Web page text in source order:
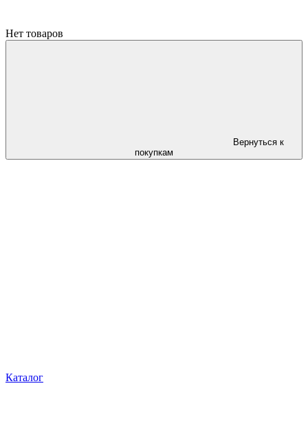
Нет товаров
Вернуться к
покупкам
Каталог